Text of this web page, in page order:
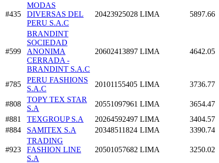
#435
MODAS
DIVERSAS DEL
PERU S.A.C
20423925028 LIMA 5897.66
#599
BRANDINT
SOCIEDAD
ANONIMA
CERRADA -
BRANDINT S.A.C
20602413897 LIMA 4642.05
#785
PERU FASHIONS
S.A.C
20101155405 LIMA 3736.77
#808
TOPY TEX STAR
S.A
20551097961 LIMA
3654.47
#881
TEXGROUP S.A 20264592497 LIMA
3404.57
#884
SAMITEX S.A 20348511824 LIMA 3390.74
#923
TRADING
FASHION LINE
S.A
20501057682 LIMA 3250.02